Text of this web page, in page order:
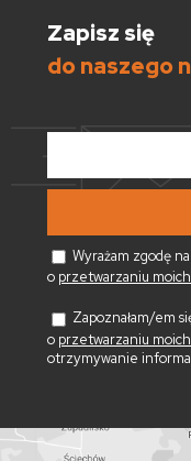
Zapisz się
do naszego
*
Wyrażam zgodę
o przetwarzaniu
Zapoznałam/em
o przetwarzaniu
otrzymywanie